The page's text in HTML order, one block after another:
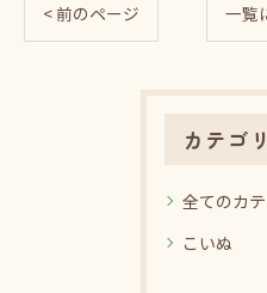
< 前のページ 一覧
カテゴ
全てのカ
こいぬ